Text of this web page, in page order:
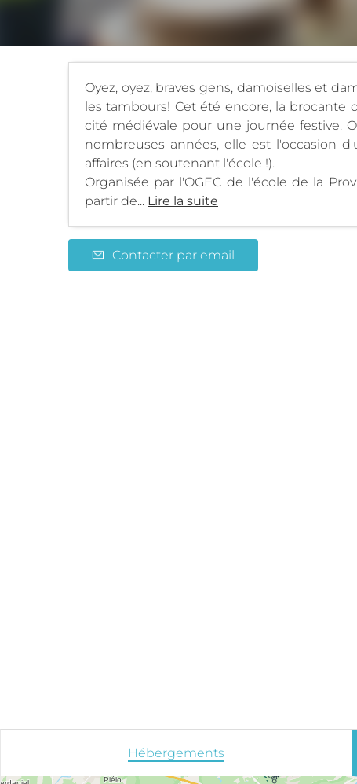
Oyez, oyez, braves gens, damoiselles et
les tambours! Cet été encore, la brocante
cité médiévale pour une journée festive.
nombreuses années, elle est l'occasion
affaires (en soutenant l'école !).
Organisée par l'OGEC de l'école de la
partir de... Lire la suite
Contacter par email
Hébergements